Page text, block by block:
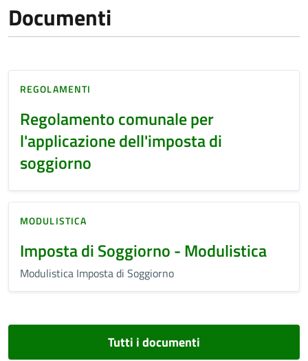
Documenti
REGOLAMENTI
Regolamento comunale per
l'applicazione dell'imposta di
soggiorno
MODULISTICA
Imposta di Soggiorno - Modulistica
Modulistica Imposta di Soggiorno
Tutti i documenti